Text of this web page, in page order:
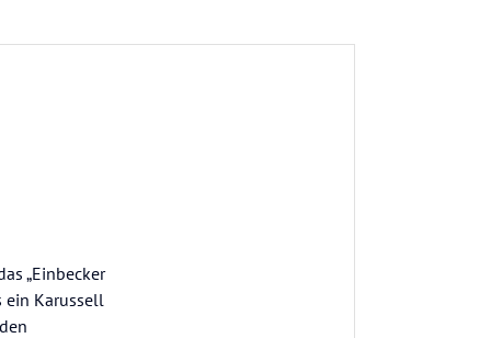
„Einbecker
ein Karussell